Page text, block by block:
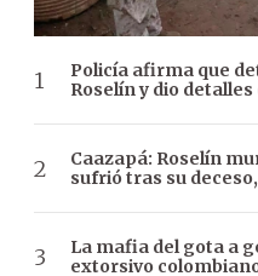
Policía afirma que
Roselín y dio
Caazapá: Roselín
sufrió tras su
La mafia del gota a
extorsivo